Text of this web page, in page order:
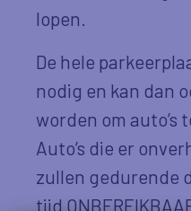
lopen.
De hele
nodig en kan dan
worden om auto’s
Auto’s die er
zullen gedurende
tijd